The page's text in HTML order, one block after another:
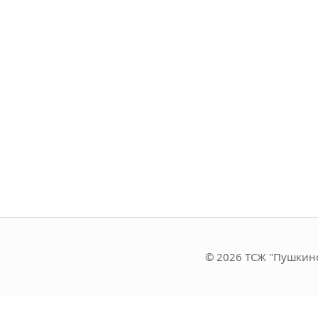
© 2026 ТСЖ